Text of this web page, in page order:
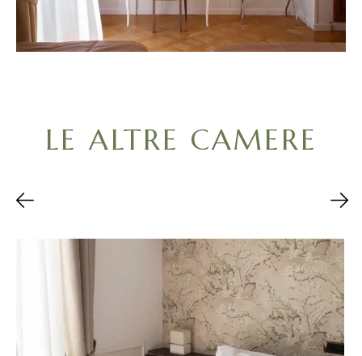
LE ALTRE CAMERE